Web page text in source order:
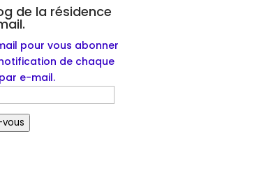
de la résidence
pour vous abonner
de chaque
e-mail.